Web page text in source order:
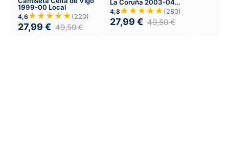
1999-00 Local
4,6 ★★★★★(220)
27,99 € 49,50€
La Coruña 2003-04
Local
4,8 ★★★★★(280)
27,99 € 49,50€